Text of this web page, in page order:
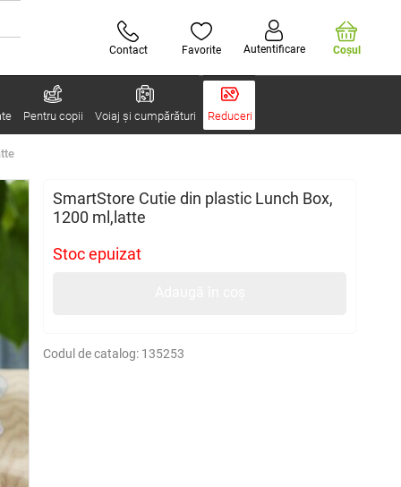
Contact Favorite Autentificare Coşul
Pentru copii Voiaj și cumpărături Reduceri
SmartStore Cutie din plastic Lunch Box,
1200 ml,latte
Stoc epuizat
Codul de catalog: 135253